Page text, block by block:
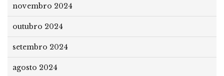
novembro 2024
outubro 2024
setembro 2024
agosto 2024